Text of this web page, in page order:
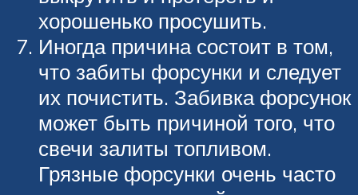
хорошенько просушить.
Иногда причина состоит в том,
что забиты форсунки и следует
их почистить. Забивка форсунок
может быть причиной того, что
свечи залиты топливом.
Грязные форсунки очень часто